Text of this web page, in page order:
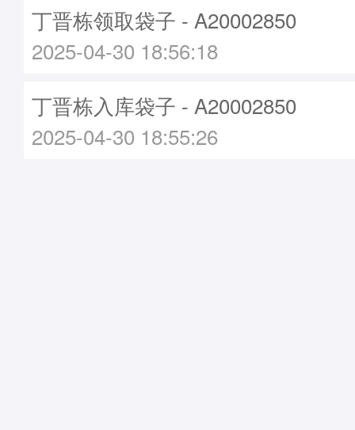
丁晋栋领取袋子 - A20002850
2025-04-30 18:56:18
丁晋栋入库袋子 - A20002850
2025-04-30 18:55:26